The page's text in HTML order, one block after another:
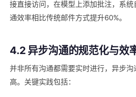
接直接访问，在模型上添加批注，系
通效率相比传统邮件方式提升60%。
4.2 异步沟通的规范化与效
并非所有沟通都需要实时进行，异步
高。关键实践包括：